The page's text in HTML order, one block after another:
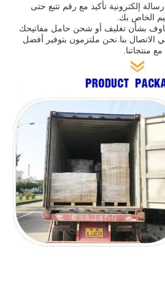
إلكترونية تأكيد مع رقم تتبع حتى
الخاص بك.
بشأن تغليف أو شحن حامل مفاتيحك
الاتصال بنا.نحن ملتزمون بتوفير أفضل
منتجاتنا.